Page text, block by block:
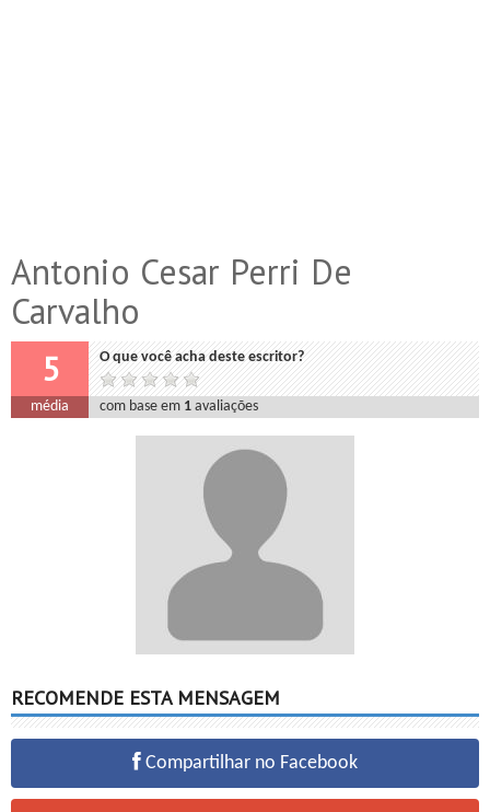
Antonio Cesar Perri De
Carvalho
5 O que você acha deste escritor?
média com base em 1 avaliações
RECOMENDE ESTA MENSAGEM
Compartilhar no Facebook